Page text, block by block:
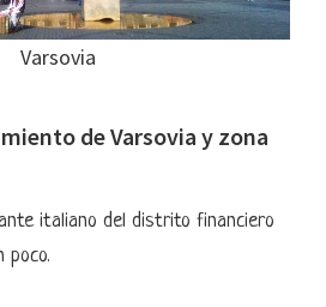
Varsovia
de Varsovia y zona
italiano del distrito financiero
poco.